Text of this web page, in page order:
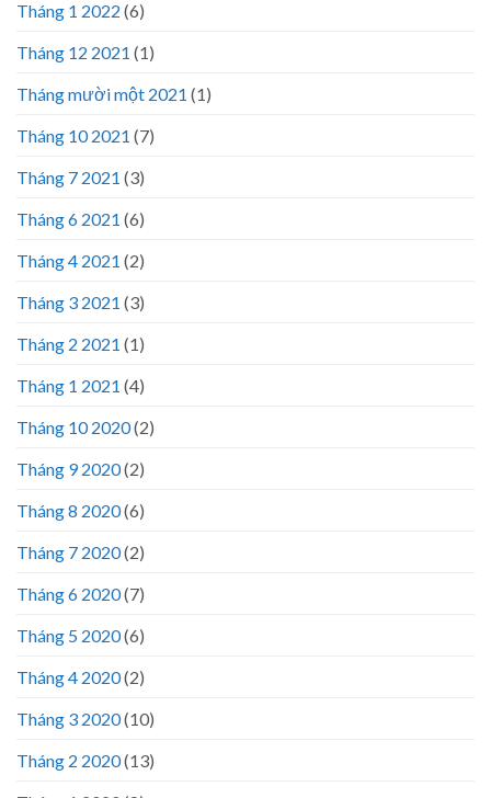
Tháng 1 2022 (6)
Tháng 12 2021 (1)
Tháng mười một 2021 (1)
Tháng 10 2021 (7)
Tháng 7 2021 (3)
Tháng 6 2021 (6)
Tháng 4 2021 (2)
Tháng 3 2021 (3)
Tháng 2 2021 (1)
Tháng 1 2021 (4)
Tháng 10 2020(2)
Tháng 9 2020(2)
Tháng 8 2020(6)
Tháng 7 2020(2)
Tháng 6 2020(7)
Tháng 5 2020(6)
Tháng 4 2020(2)
Tháng 3 2020(10)
Tháng 2 2020(13)